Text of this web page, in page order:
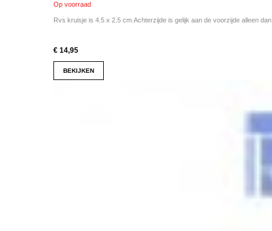
Op voorraad
Rvs kruisje is 4.5 x 2.5 cm.Achterzijde is gelijk aan de voorzijde alleen
€ 14,95
BEKIJKEN